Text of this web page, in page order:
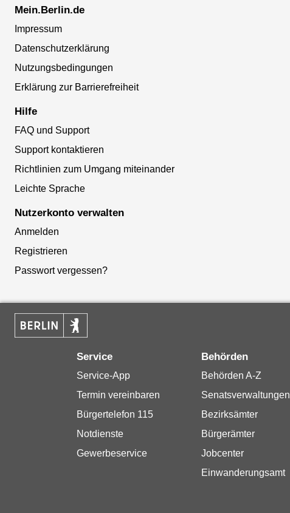
Mein.Berlin.de
Impressum
Datenschutzerklärung
Nutzungsbedingungen
Erklärung zur Barrierefreiheit
Hilfe
FAQ und Support
Support kontaktieren
Richtlinien zum Umgang miteinander
Leichte Sprache
Nutzerkonto verwalten
Anmelden
Registrieren
Passwort vergessen?
Service
Service-App
Termin vereinbaren
Bürgertelefon 115
Notdienste
Gewerbeservice
Behörden
Behörden A-Z
Senatsverwaltungen
Bezirksämter
Bürgerämter
Jobcenter
Einwanderungsamt